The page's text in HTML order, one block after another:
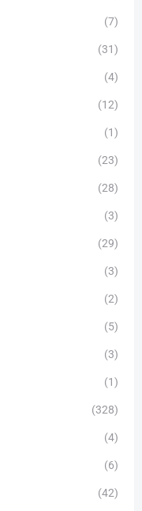
(7)
(31)
(4)
(12)
(1)
(23)
(28)
(3)
(29)
(3)
(2)
(5)
(3)
(1)
(328)
(4)
(6)
(42)